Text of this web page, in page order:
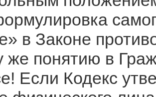
в Законе
же понятию в
Если Кодекс